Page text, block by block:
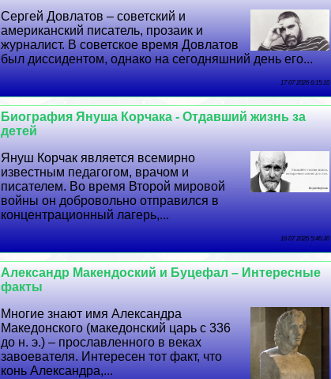
Сергeй Довлатов – советский и
американский писатель, прозаик и
журналист. В советское время Довлатов
был диссидентом, однако на сегодняшний день его...
17 07 2026 6:15:10
Биография Януша Корчака - Отдавший жизнь за
детей
Януш Корчак является всемирно
известным педагогом, врачом и
писателем. Во время Второй мировой
войны он добровольно отправился в
концентрационный лагерь,...
16 07 2026 5:46:30
Александр Макендоский и Буцефал – Интересные
факты
Многие знают имя Александра
Македонского (македонский царь с 336
до н. э.) – прославленного в веках
завоевателя. Интересен тот факт, что
конь Александра,...